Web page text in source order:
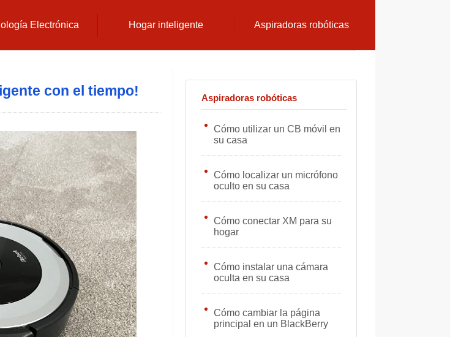
Electrónica Hogar inteligente Aspiradoras robóticas
con el tiempo! Aspiradoras robóticas
Cómo utilizar un CB móvil en
su casa
Cómo localizar un micrófono
oculto en su casa
Cómo conectar XM para su
hogar
Cómo instalar una cámara
oculta en su casa
Cómo cambiar la página
principal en un BlackBerry